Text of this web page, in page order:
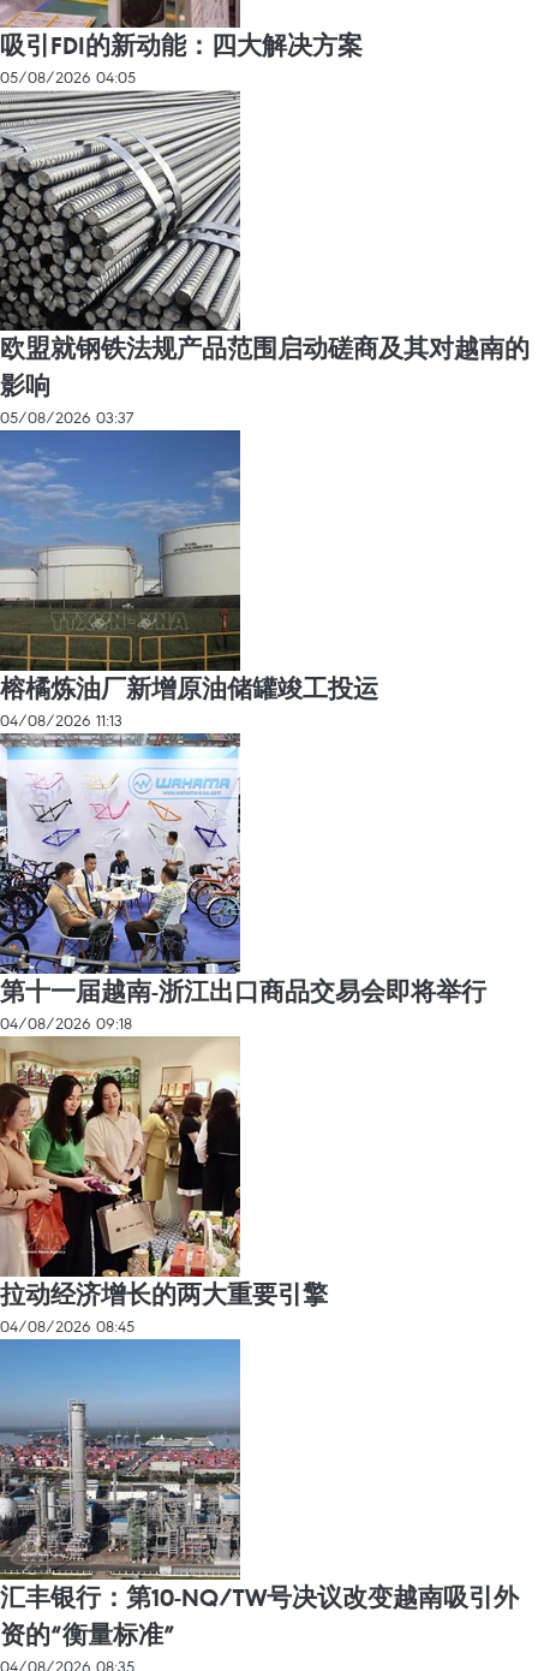
吸引FDI的新动能：四大解决方案
05/08/2026 04:05
欧盟就钢铁法规产品范围启动磋商及其对越南的
影响
05/08/2026 03:37
榕橘炼油厂新增原油储罐竣工投运
04/08/2026 11:13
第十一届越南-浙江出口商品交易会即将举行
04/08/2026 09:18
拉动经济增长的两大重要引擎
04/08/2026 08:45
汇丰银行：第10-NQ/TW号决议改变越南吸引外
资的“衡量标准”
04/08/2026 08:35